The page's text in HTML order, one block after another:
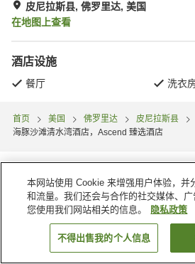
皮尼拉斯县, 佛罗里达, 美国
在地图上查看
酒店设施
餐厅 洗衣
首页 美国 佛罗里达
皮尼拉斯县
海豚沙滩清水湾酒店，Ascend 臻选酒店
搜索客房
本网站使用 Cookie 来增强用户体验，并
和流量。我们还会与合作的社交媒体、
您使用我们网站相关的信息。
隐私政策
不得出售我的个人信息